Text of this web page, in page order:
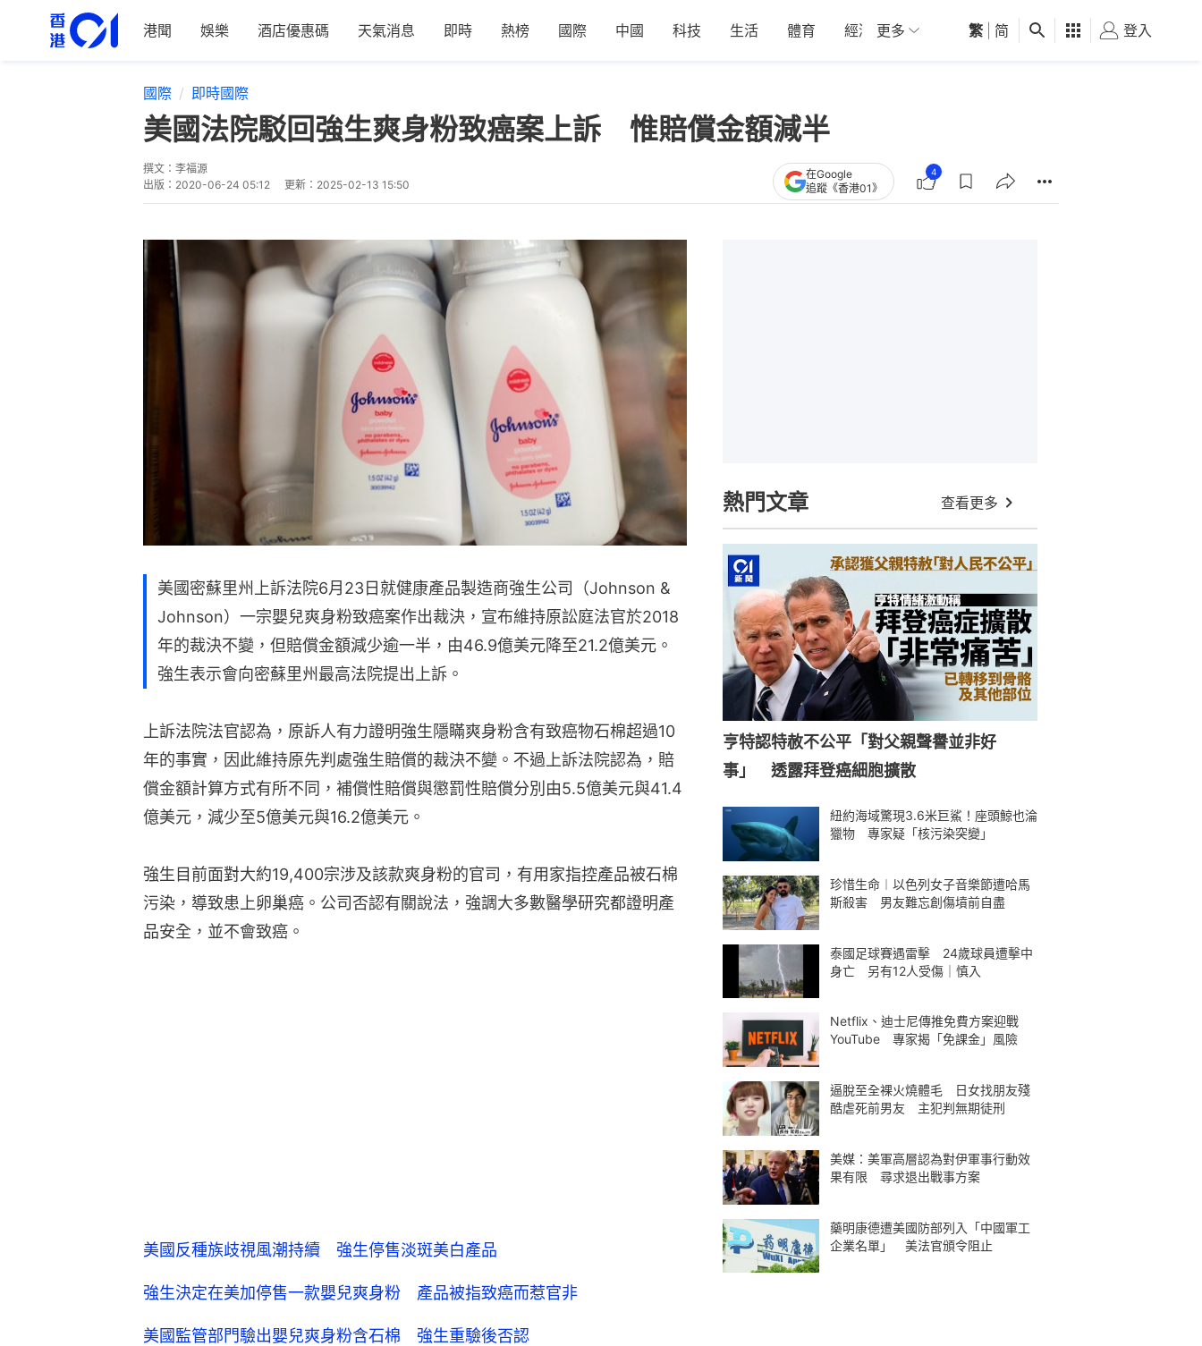
港聞 娛樂 酒店優惠碼 天氣消息 即時 熱榜 國際 中國 科技 生活 體育 經濟 01深圳 觀點 健康 好食玩飛
更多 繁 简 登入
國際 即時國際
美國法院駁回強生爽身粉致癌案上訴 惟賠償金額減半
撰文： 李福源
出版： 2020-06-24 05:12 更新： 2025-02-13 15:50
在Google
追蹤《香港01》
4
美國密蘇里州上訴法院6月23日就健康產品製造商強生公司（Johnson &
Johnson）一宗嬰兒爽身粉致癌案作出裁決，宣布維持原訟庭法官於2018
年的裁決不變，但賠償金額減少逾一半，由46.9億美元降至21.2億美元。
強生表示會向密蘇里州最高法院提出上訴。
上訴法院法官認為，原訴人有力證明強生隱瞞爽身粉含有致癌物石棉超過10
年的事實，因此維持原先判處強生賠償的裁決不變。不過上訴法院認為，賠
償金額計算方式有所不同，補償性賠償與懲罰性賠償分別由5.5億美元與41.4
億美元，減少至5億美元與16.2億美元。
強生目前面對大約19,400宗涉及該款爽身粉的官司，有用家指控產品被石棉
污染，導致患上卵巢癌。公司否認有關說法，強調大多數醫學研究都證明產
品安全，並不會致癌。
美國反種族歧視風潮持續 強生停售淡斑美白產品
強生決定在美加停售一款嬰兒爽身粉 產品被指致癌而惹官非
美國監管部門驗出嬰兒爽身粉含石棉 強生重驗後否認
熱門文章 查看更多
亨特認特赦不公平「對父親聲譽並非好
事」 透露拜登癌細胞擴散
紐約海域驚現3.6米巨鯊！座頭鯨也淪
獵物 專家疑「核污染突變」
珍惜生命︱以色列女子音樂節遭哈馬
斯殺害 男友難忘創傷墳前自盡
泰國足球賽遇雷擊 24歲球員遭擊中
身亡 另有12人受傷｜慎入
Netflix、迪士尼傳推免費方案迎戰
YouTube 專家揭「免課金」風險
逼脫至全裸火燒體毛 日女找朋友殘
酷虐死前男友 主犯判無期徒刑
美媒：美軍高層認為對伊軍事行動效
果有限 尋求退出戰事方案
藥明康德遭美國防部列入「中國軍工
企業名單」 美法官頒令阻止